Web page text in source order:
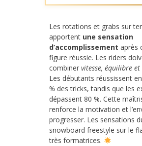
Les rotations et grabs sur
apportent une sensation
d’accomplissement après
figure réussie. Les riders
combiner vitesse, équilibre
Les débutants réussissent
% des tricks, tandis que les
dépassent 80 %. Cette
renforce la motivation et
progresser. Les sensations
snowboard freestyle sur le
très formatrices.